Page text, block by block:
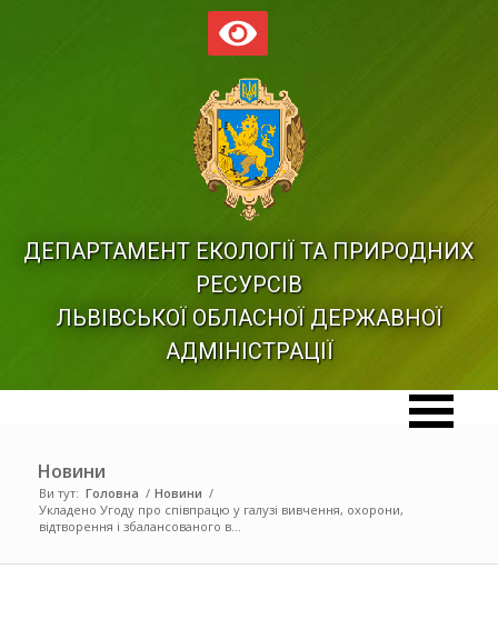
ДЕПАРТАМЕНТ ЕКОЛОГІЇ ТА ПРИРОДНИХ
РЕСУРСІВ
ЛЬВІВСЬКОЇ ОБЛАСНОЇ ДЕРЖАВНОЇ
АДМІНІСТРАЦІЇ
Новини
Ви тут: Головна / Новини /
Укладено Угоду про співпрацю у галузі вивчення, охорони,
відтворення і збалансованого в...